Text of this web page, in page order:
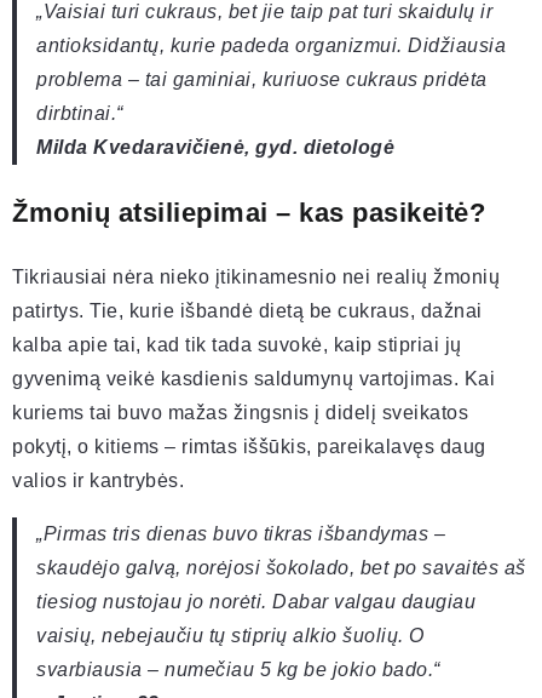
„Vaisiai turi cukraus, bet jie taip pat turi skaidulų ir
antioksidantų, kurie padeda organizmui. Didžiausia
problema – tai gaminiai, kuriuose cukraus pridėta
dirbtinai.“
Milda Kvedaravičienė, gyd. dietologė
Žmonių atsiliepimai – kas pasikeitė?
Tikriausiai nėra nieko įtikinamesnio nei realių žmonių
patirtys. Tie, kurie išbandė dietą be cukraus, dažnai
kalba apie tai, kad tik tada suvokė, kaip stipriai jų
gyvenimą veikė kasdienis saldumynų vartojimas. Kai
kuriems tai buvo mažas žingsnis į didelį sveikatos
pokytį, o kitiems – rimtas iššūkis, pareikalavęs daug
valios ir kantrybės.
„Pirmas tris dienas buvo tikras išbandymas –
skaudėjo galvą, norėjosi šokolado, bet po savaitės aš
tiesiog nustojau jo norėti. Dabar valgau daugiau
vaisių, nebejaučiu tų stiprių alkio šuolių. O
svarbiausia – numečiau 5 kg be jokio bado.“